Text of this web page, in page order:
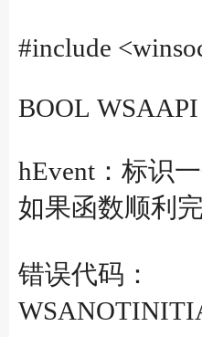
#include
BOOL
hEvent：标识
如果函数顺利
错误代码：